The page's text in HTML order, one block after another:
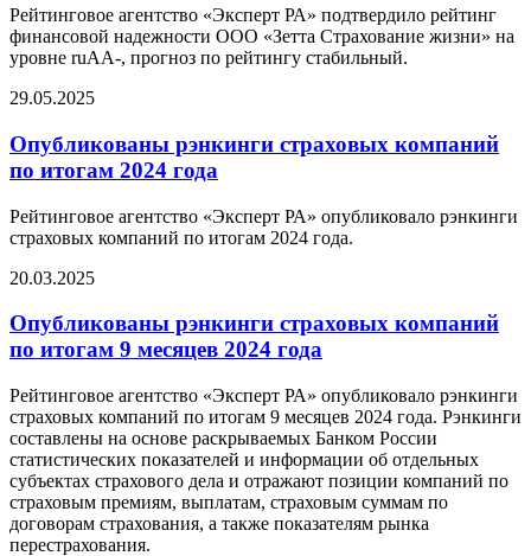
Рейтинговое агентство «Эксперт РА» подтвердило рейтинг
финансовой надежности ООО «Зетта Страхование жизни» на
уровне ruAA-, прогноз по рейтингу стабильный.
29.05.2025
Опубликованы рэнкинги страховых компаний
по итогам 2024 года
Рейтинговое агентство «Эксперт РА» опубликовало рэнкинги
страховых компаний по итогам 2024 года.
20.03.2025
Опубликованы рэнкинги страховых компаний
по итогам 9 месяцев 2024 года
Рейтинговое агентство «Эксперт РА» опубликовало рэнкинги
страховых компаний по итогам 9 месяцев 2024 года. Рэнкинги
составлены на основе раскрываемых Банком России
статистических показателей и информации об отдельных
субъектах страхового дела и отражают позиции компаний по
страховым премиям, выплатам, страховым суммам по
договорам страхования, а также показателям рынка
перестрахования.